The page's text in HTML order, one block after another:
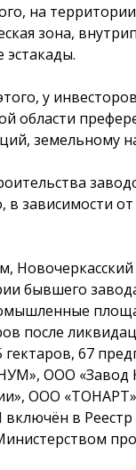
на
зона,
эстакады.
у
области
земельному
в зависимости
Новочеркасский
бывшего
после
гектаров, 67
ООО «Завод
ООО
в